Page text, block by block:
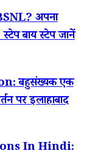
अपना
बाय स्टेप जानें
बहुसंख्यक एक
पर इलाहाबाद